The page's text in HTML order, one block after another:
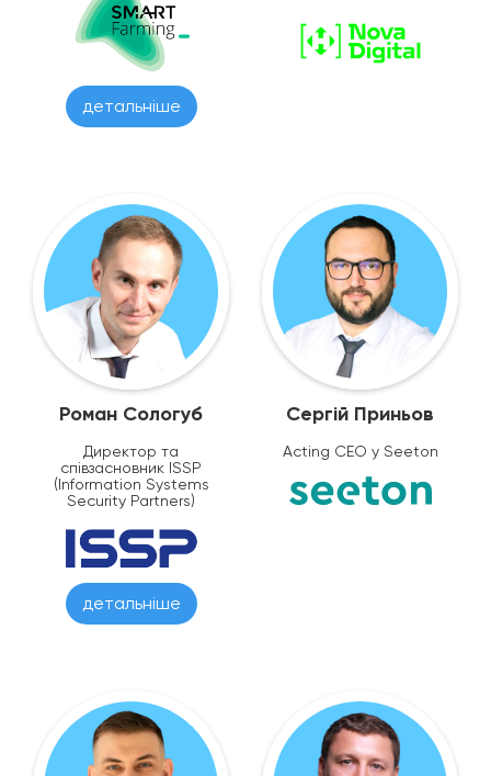
детальніше
Роман Сологуб
Директор та
співзасновник ISSP
(Information Systems
Security Partners)
детальніше
Сергій Приньов
Acting CEO у Seeton